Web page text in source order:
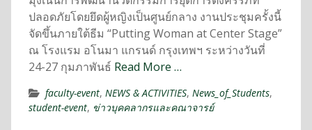
ปลอดภัยโดยยึดผู้หญิงเป็นศูนย์กลาง งานประชุมครั้งนี้
จัดขึ้นภายใต้ธีม “Putting Woman at Center Stage”
ณ โรงแรม อโนมา แกรนด์ กรุงเทพฯ ระหว่างวันที่
24-27 กุมภาพันธ์ Read More …
faculty-event, NEWS & ACTIVITIES, News_of_Students,
student-event, ข่าวบุคคลากรและคณาจารย์